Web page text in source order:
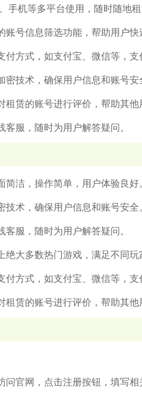
手机等多平台使用，随时随地租
账号信息筛选功能，帮助用户快
付方式，如支付宝、微信等，支
密技术，确保用户信息和账号安
租赁的账号进行评价，帮助其他
客服，随时为用户解答疑问。
简洁，操作简单，用户体验良好
技术，确保用户信息和账号安全
客服，随时为用户解答疑问。
绝大多数热门游戏，满足不同玩
付方式，如支付宝、微信等，支
租赁的账号进行评价，帮助其他
问官网，点击注册按钮，填写相